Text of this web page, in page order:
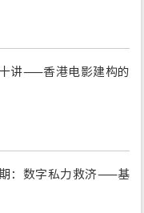
讲——香港电影建构的
：数字私力救济——基